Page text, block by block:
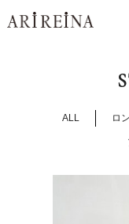
ALL ロ